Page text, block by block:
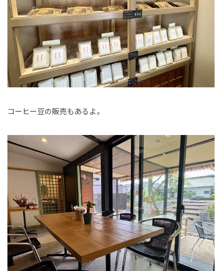
コーヒー豆の販売もあるよ。